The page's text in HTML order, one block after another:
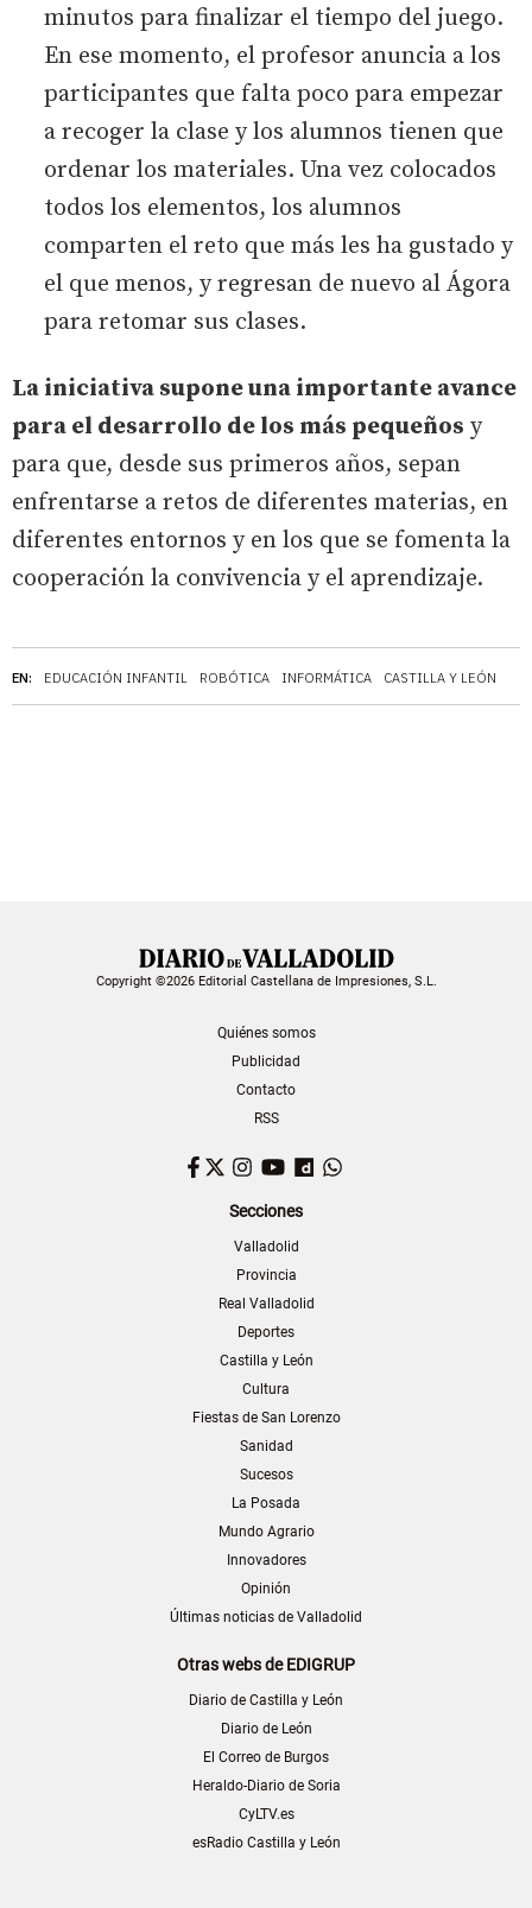
EN: EDUCACIÓN INFANTIL ROBÓTICA INFORMÁTICA CASTILLA Y LEÓN
minutos para finalizar el tiempo del juego.
En ese momento, el profesor anuncia a los
participantes que falta poco para empezar
a recoger la clase y los alumnos tienen que
ordenar los materiales. Una vez colocados
todos los elementos, los alumnos
comparten el reto que más les ha gustado y
el que menos, y regresan de nuevo al Ágora
para retomar sus clases.
La iniciativa supone una importante avance
para el desarrollo de los más pequeños y
para que, desde sus primeros años, sepan
enfrentarse a retos de diferentes materias, en
diferentes entornos y en los que se fomenta la
cooperación la convivencia y el aprendizaje.
Copyright ©2026 Editorial Castellana de Impresiones, S.L.
Quiénes somos
Publicidad
Contacto
RSS
Facebook
TwitterInstagram
YouTubeDailymotion
Secciones
Valladolid
Provincia
Real Valladolid
Deportes
Castilla y León
Cultura
Fiestas de San Lorenzo
Sanidad
Sucesos
La Posada
Mundo Agrario
Innovadores
Opinión
Últimas noticias de Valladolid
Otras webs de EDIGRUP
Diario de Castilla y León
Diario de León
El Correo de Burgos
Heraldo-Diario de Soria
CyLTV.es
esRadio Castilla y León